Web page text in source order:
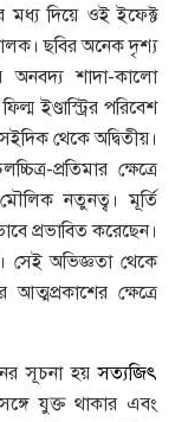
দিয়ে ওই ইফেক্ট
ছবির অনেক দৃশ্য
শাদা-কালাে
ইণ্ডাস্ট্রির পরিবেশ
থেকে অদ্বিতীয়।
প্রতিমার ক্ষেত্রে
নতুনত্ব। মূর্তি
প্রভাবিত করেছেন।
সেই অভিজ্ঞতা থেকে
আত্মপ্রকাশের ক্ষেত্রে
সূচনা হয়সত্যজিৎ
যুক্ত থাকার এবং